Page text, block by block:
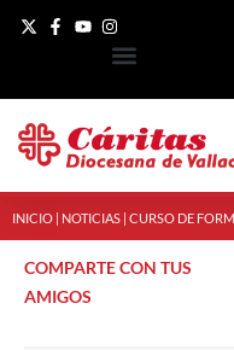
INICIO NOTICIAS CURSO DE
COMPARTE CON TUS
AMIGOS